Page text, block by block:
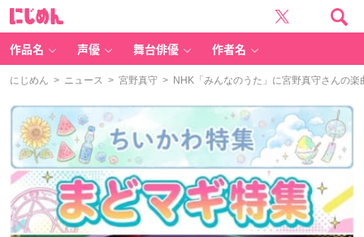
作品名 声優 舞台俳優 作者名
にじめん > ニュース > 宮野真守 > NHK​「みんなのうた」に宮野真守さんの